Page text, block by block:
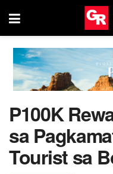
P100K
sa
Tourist sa